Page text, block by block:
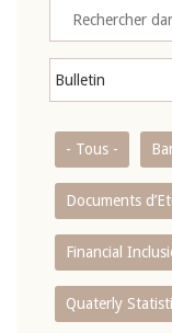
- Tous -
Documents
Financial
Quaterly